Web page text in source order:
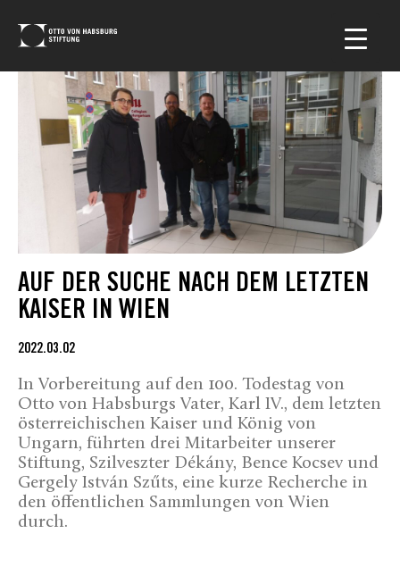
AUF DER SUCHE NACH DEM LETZTEN
KAISER IN WIEN
2022.03.02
In Vorbereitung auf den 100. Todestag von
Otto von Habsburgs Vater, Karl IV., dem letzten
österreichischen Kaiser und König von
Ungarn, führten drei Mitarbeiter unserer
Stiftung, Szilveszter Dékány, Bence Kocsev und
Gergely István Szűts, eine kurze Recherche in
den öffentlichen Sammlungen von Wien
durch.